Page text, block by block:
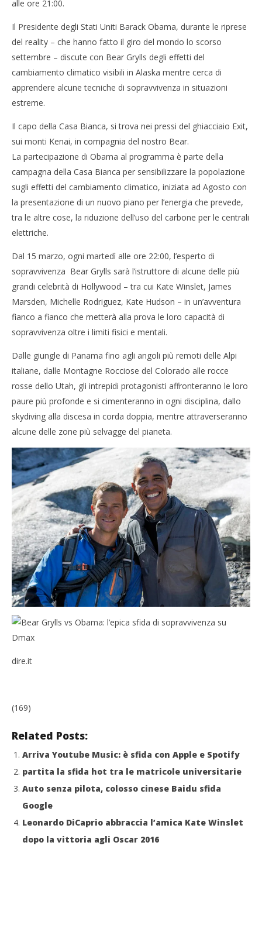
alle ore 21:00.
Il Presidente degli Stati Uniti Barack Obama, durante le riprese
del reality – che hanno fatto il giro del mondo lo scorso
settembre – discute con Bear Grylls degli effetti del
cambiamento climatico visibili in Alaska mentre cerca di
apprendere alcune tecniche di sopravvivenza in situazioni
estreme.
Il capo della Casa Bianca, si trova nei pressi del ghiacciaio Exit,
sui monti Kenai, in compagnia del nostro Bear.
La partecipazione di Obama al programma è parte della
campagna della Casa Bianca per sensibilizzare la popolazione
sugli effetti del cambiamento climatico, iniziata ad Agosto con
la presentazione di un nuovo piano per l’energia che prevede,
tra le altre cose, la riduzione dell’uso del carbone per le centrali
elettriche.
Dal 15 marzo, ogni martedì alle ore 22:00, l’esperto di
sopravvivenza Bear Grylls sarà l’istruttore di alcune delle più
grandi celebrità di Hollywood – tra cui Kate Winslet, James
Marsden, Michelle Rodriguez, Kate Hudson – in un’avventura
fianco a fianco che metterà alla prova le loro capacità di
sopravvivenza oltre i limiti fisici e mentali.
Dalle giungle di Panama fino agli angoli più remoti delle Alpi
italiane, dalle Montagne Rocciose del Colorado alle rocce
rosse dello Utah, gli intrepidi protagonisti affronteranno le loro
paure più profonde e si cimenteranno in ogni disciplina, dallo
skydiving alla discesa in corda doppia, mentre attraverseranno
alcune delle zone più selvagge del pianeta.
dire.it
(169)
Related Posts:
Arriva Youtube Music: è sfida con Apple e Spotify
partita la sfida hot tra le matricole universitarie
Auto senza pilota, colosso cinese Baidu sfida
Google
Leonardo DiCaprio abbraccia l’amica Kate Winslet
dopo la vittoria agli Oscar 2016